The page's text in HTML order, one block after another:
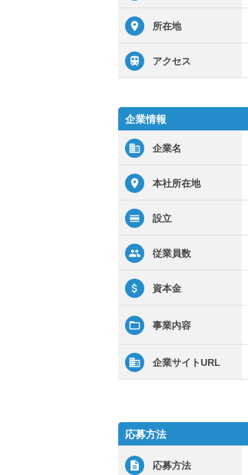
所在地
アクセス
企業情報
企業名
本社所在地
設立
従業員数
資本金
事業内容
企業サイトURL
応募方法
応募方法